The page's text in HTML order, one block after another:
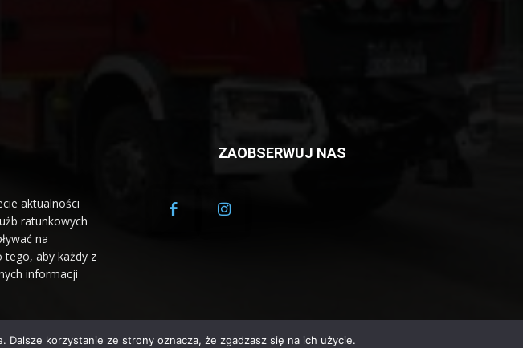
aktualności
ratunkowych
na
tego, aby każdy z
informacji
ZAOBSERWUJ NAS
Dalsze korzystanie ze strony oznacza, że zgadzasz się na ich użycie.